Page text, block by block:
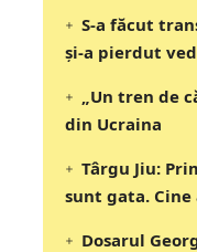
S-a făcut
și-a pierdut
„Un tren de
din Ucraina
Târgu Jiu:
sunt gata.
Dosarul